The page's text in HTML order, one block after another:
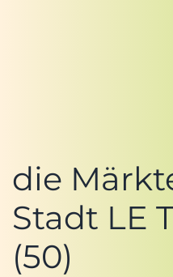
die
Stadt LE
(50)